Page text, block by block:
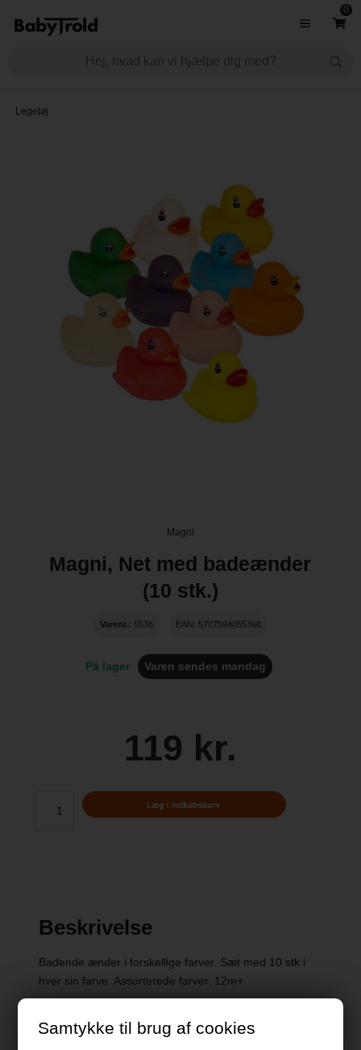
Samtykke til brug af cookies
0
Legetøj
Magni
Magni, Net med badeænder
(10 stk.)
Varenr.: 5536 EAN: 5707594055366
På lager Varen sendes mandag
119 kr.
Beskrivelse
Badende ænder i forskellige farver. Sæt med 10 stk i
hver sin farve. Assorterede farver. 12m+